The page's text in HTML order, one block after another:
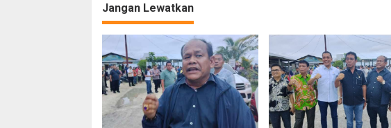
g
a
s
i
p
o
Jangan Lewatkan